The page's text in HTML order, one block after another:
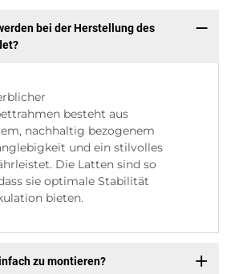
bei der Herstellung des
besteht aus
nachhaltig bezogenem
und ein stilvolles
Die Latten sind so
sie optimale Stabilität
bieten.
zu montieren?